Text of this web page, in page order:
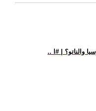
والناتو؟ | #ا